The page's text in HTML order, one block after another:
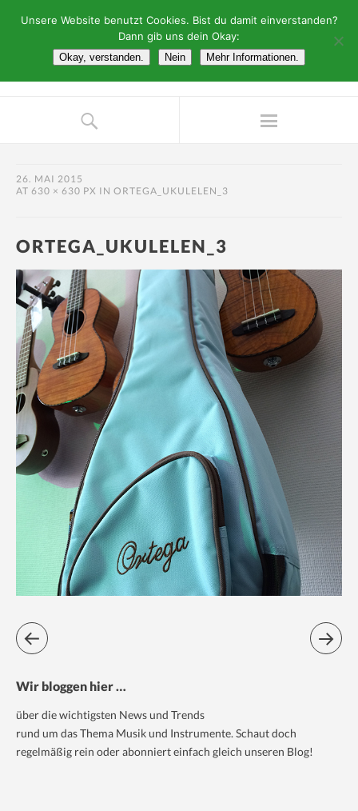
26. MAI 2015
AT 630 × 630 PX IN ORTEGA_UKULELEN_3
ORTEGA_UKULELEN_3
Wir bloggen hier …
über die wichtigsten News und Trends
rund um das Thema Musik und Instrumente. Schaut doch
regelmäßig rein oder abonniert einfach gleich unseren Blog!
Unsere Website benutzt Cookies. Bist du damit einverstanden?
Dann gib uns dein Okay:
Okay, verstanden. Nein Mehr Informationen.